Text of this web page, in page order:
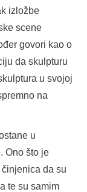
izložbe
scene
govori kao o
da skulpturu
u svojoj
na
u
Ono što je
da su
te su samim